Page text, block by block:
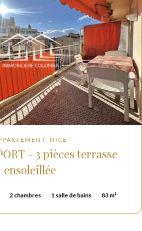
NICE
- 3 pièces terrasse
ensoleillée
2 chambres 1 salle de bains 83 m²